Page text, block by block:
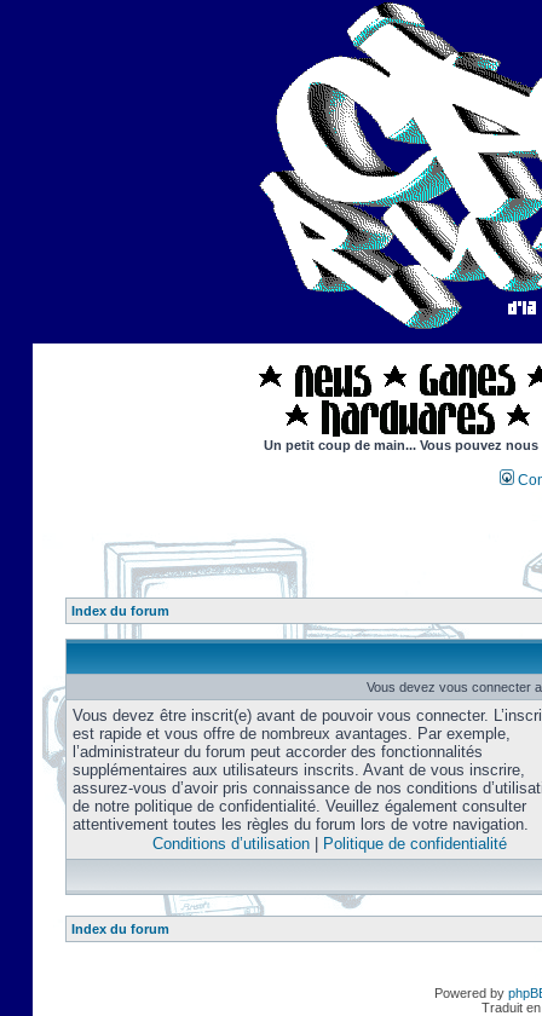
Un petit coup de main... Vous pouvez
Index du forum
Vous devez vous connecter
Vous devez être inscrit(e) avant de pouvoir vous connecter.
est rapide et vous offre de nombreux avantages. Par exemple,
l’administrateur du forum peut accorder des fonctionnalités
supplémentaires aux utilisateurs inscrits. Avant de vous inscrire,
assurez-vous d’avoir pris connaissance de nos conditions
de notre politique de confidentialité. Veuillez également consulter
attentivement toutes les règles du forum lors de votre navigation.
Conditions d’utilisation| Politique de confidentialité
Index du forum
Powered by
Traduit